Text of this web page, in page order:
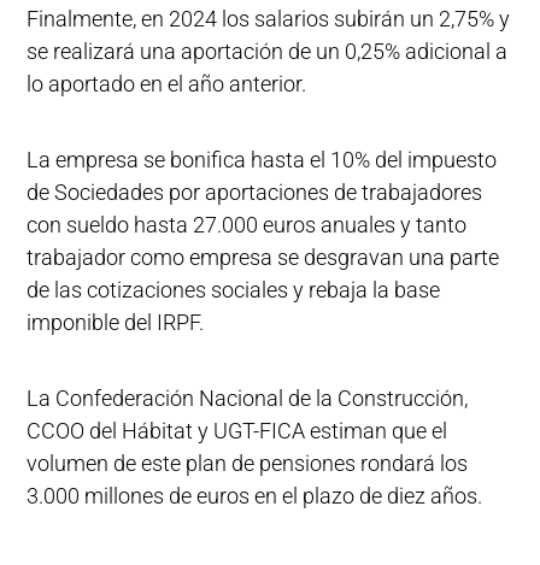
Finalmente, en 2024 los salarios subirán un 2,75% y
se realizará una aportación de un 0,25% adicional a
lo aportado en el año anterior.
La empresa se bonifica hasta el 10% del impuesto
de Sociedades por aportaciones de trabajadores
con sueldo hasta 27.000 euros anuales y tanto
trabajador como empresa se desgravan una parte
de las cotizaciones sociales y rebaja la base
imponible del IRPF.
La Confederación Nacional de la Construcción,
CCOO del Hábitat y UGT-FICA estiman que el
volumen de este plan de pensiones rondará los
3.000 millones de euros en el plazo de diez años.